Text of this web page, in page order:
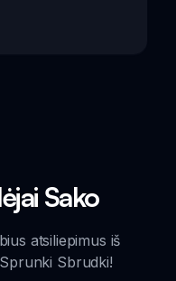
Sako
atsiliepimus iš
Sbrudki!